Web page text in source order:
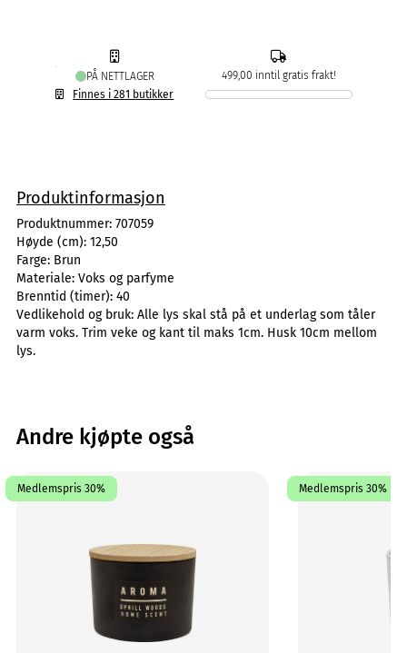
PÅ NETTLAGER
Finnes i 281 butikker
499,00 inntil gratis frakt!
Produktinformasjon
Produktnummer: 707059
Høyde (cm): 12,50
Farge: Brun
Materiale: Voks og parfyme
Brenntid (timer): 40
Vedlikehold og bruk: Alle lys skal stå på et underlag som tåler
varm voks. Trim veke og kant til maks 1cm. Husk 10cm mellom
lys.
Andre kjøpte også
Medlemspris 30% Medlemspris 30%